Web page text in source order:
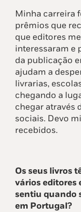
Minha carreira
prêmios que
que editores
interessaram e
da publicação
ajudam a
livrarias,
chegando a
chegar através
sociais. Devo
recebidos.
Os seus livros
vários editores
sentiu quando
em Portugal?